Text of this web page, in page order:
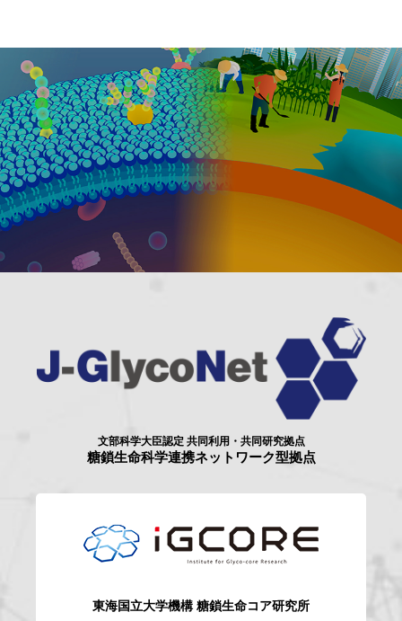
文部科学大臣認定 共同利用・共同研究拠点
糖鎖生命科学連携ネットワーク型拠点
東海国立大学機構糖鎖生命コア研究所